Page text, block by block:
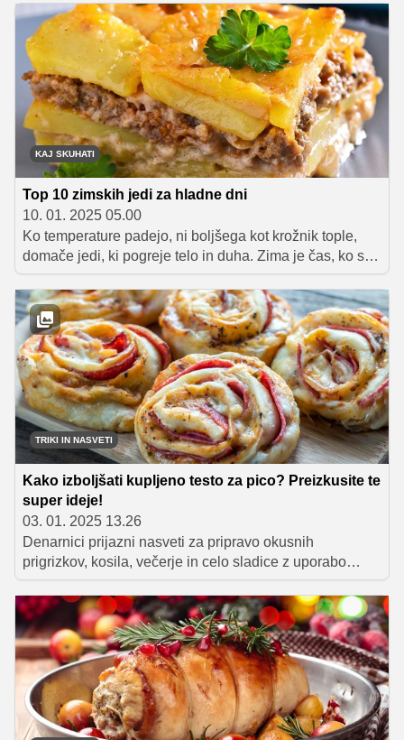
ali v ponvi, ga dodamo v sendviče, burgerje in solate ter
uporabimo za popestritev številnih jedi. Ne glede na
način priprave vedno poskrbi za bogato in okusno
doživetje!
KAJ SKUHATI
Top 10 zimskih jedi za hladne dni
10. 01. 2025 05.00
Ko temperature padejo, ni boljšega kot krožnik tople,
domače jedi, ki pogreje telo in duha. Zima je čas, ko se
na naših mizah znajdejo bogate enolončnice, sočne
pečenke in jedi iz kislega zelja, ki združujejo toplino in
okusnost. Tukaj je seznam desetih zimskih jedi, ki bodo
ogrele še tako hladen dan.
TRIKI IN NASVETI
Kako izboljšati kupljeno testo za pico? Preizkusite te
super ideje!
03. 01. 2025 13.26
Denarnici prijazni nasveti za pripravo okusnih
prigrizkov, kosila, večerje in celo sladice z uporabo
kupljenega testa za pico.